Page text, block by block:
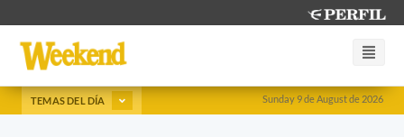
Sunday 9 de August de 2026
TEMAS DEL DÍA